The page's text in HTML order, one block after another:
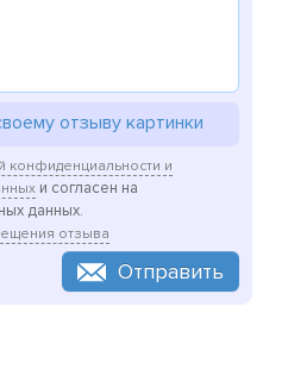
отзыву картинки
конфиденциальности и
и согласен на
данных.
отзыва
Отправить